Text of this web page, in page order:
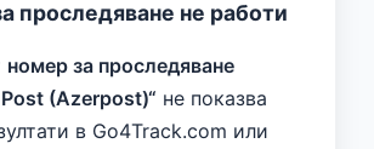
проследяване не работи
номер за проследяване
(Azerpost)“ не показва
в Go4Track.com или